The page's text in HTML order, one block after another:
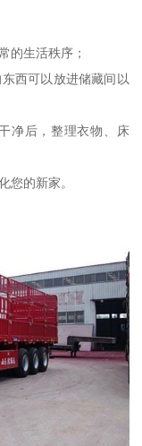
的生活秩序；
西可以放进储藏间以
净后，整理衣物、床
您的新家。